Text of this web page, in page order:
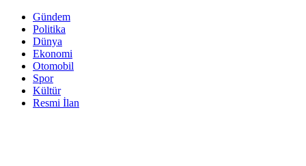
Gündem
Politika
Dünya
Ekonomi
Otomobil
Spor
Kültür
Resmi İlan